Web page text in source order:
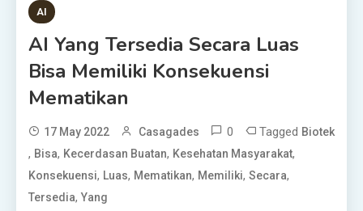
3 MINS READ
AI
AI Yang Tersedia Secara Luas
Bisa Memiliki Konsekuensi
Mematikan
17 May 2022 Casagades 0 Tagged Biotek
, Bisa, Kecerdasan Buatan, Kesehatan Masyarakat,
Konsekuensi, Luas, Mematikan, Memiliki, Secara,
Tersedia, Yang